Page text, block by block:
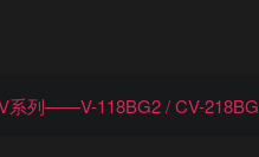
系列——V-118BG2 / CV-